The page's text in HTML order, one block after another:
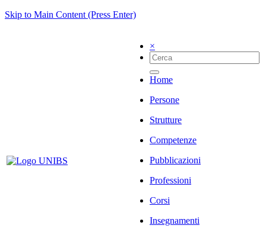
Skip to Main Content (Press Enter)
×
Home
Persone
Strutture
Competenze
Pubblicazioni
Professioni
Corsi
Insegnamenti